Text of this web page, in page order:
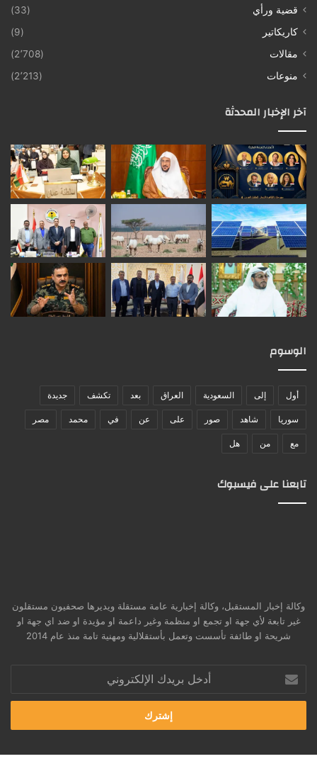
قضية ورأي
(33)
كاريكاتير
(9)
مقالات
(2٬708)
منوعات
(2٬213)
آخر الإخبار المحدثة
الوسوم
أول إلى السعودية العراق بعد تكشف جديدة
سوريا شاهد صور على عن في محمد مصر
مع من هل
تابعنا على فيسبوك
وكالة إخبار المستقبل، وكالة إخبارية عامة مستقلة ويديرها صحفيون مستقلون
غير تابعة لأي جهة او تجمع او منظمة وغير داعمة او مؤيدة او ضد اي جهة او
شريحة او طائفة تأسست وتعمل بأستقلالية ومهنية تامة منذ عام 2014
بريدك
الإلكتروني